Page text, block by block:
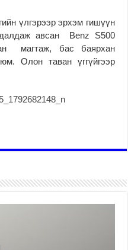
үлгэрээр эрхэм гишүүн
авсан Benz S500
магтаж, бас баярхан
Олон таван үггүйгээр